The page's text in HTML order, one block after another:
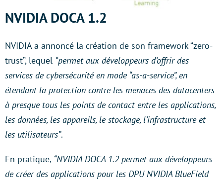
NVIDIA DOCA 1.2
NVIDIA a annoncé la création de son framework “zero-
trust”, lequel “permet aux développeurs d’offrir des
services de cybersécurité en mode “as-a-service”, en
étendant la protection contre les menaces des datacenters
à presque tous les points de contact entre les applications,
les données, les appareils, le stockage, l’infrastructure et
les utilisateurs”.
En pratique, “NVIDIA DOCA 1.2 permet aux développeurs
de créer des applications pour les DPU NVIDIA BlueField